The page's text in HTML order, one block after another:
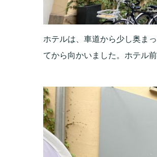
ホテルは、車道から少し奥ま
てから向かいました。ホテル